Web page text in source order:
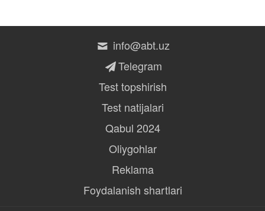
info@abt.uz
Telegram
Test topshirish
Test natijalari
Qabul 2024
Oliygohlar
Reklama
Foydalanish shartlari